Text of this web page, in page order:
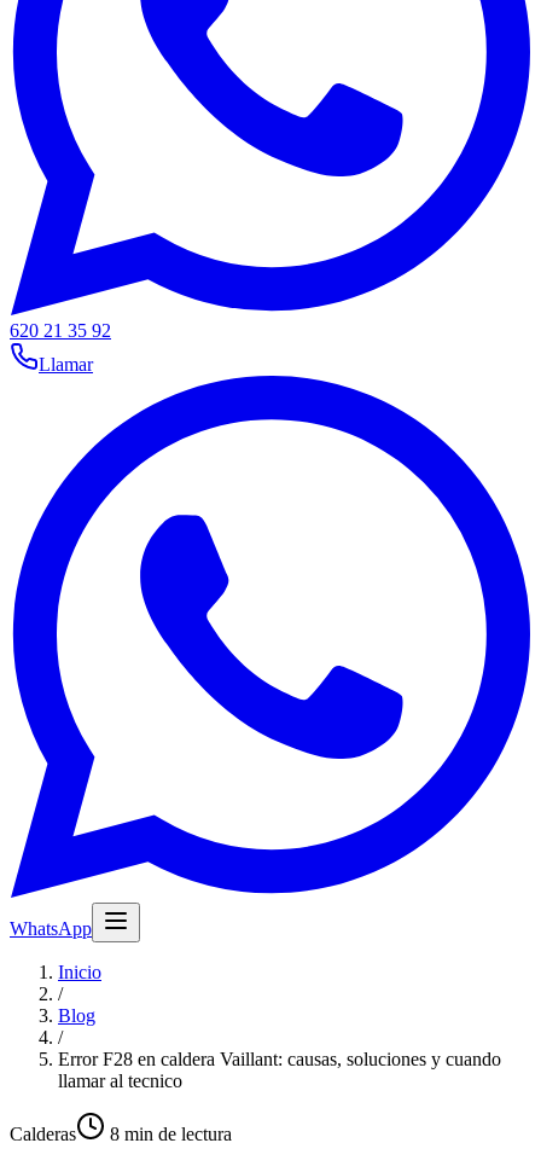
620 21 35 92
Llamar
WhatsApp
Inicio
/
Blog
/
Error F28 en caldera Vaillant: causas, soluciones y cuando
llamar al tecnico
Calderas 8 min de lectura